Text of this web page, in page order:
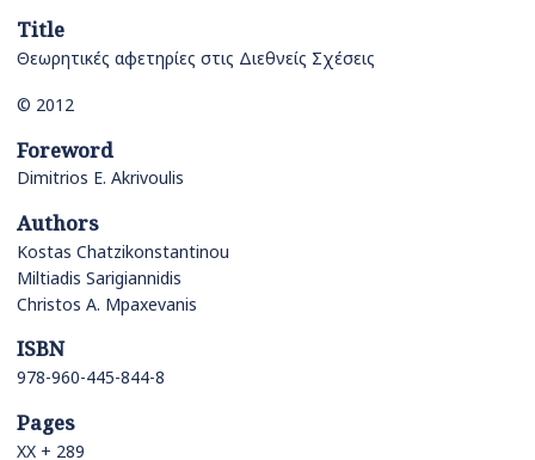
Title
Θεωρητικές αφετηρίες στις Διεθνείς Σχέσεις
© 2012
Foreword
Dimitrios E. Akrivoulis
Authors
Kostas Chatzikonstantinou
Miltiadis Sarigiannidis
Christos A. Mpaxevanis
ISBN
978-960-445-844-8
Pages
ΧΧ + 289